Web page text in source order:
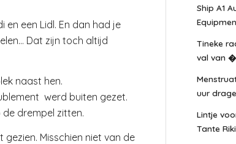
en een Lidl. En dan had je
Dat zijn toch altijd
naast hen.
werd buiten gezet.
drempel zitten.
Misschien niet van de
Ship A1
Tineke
val van
uur
Lintje
Tante